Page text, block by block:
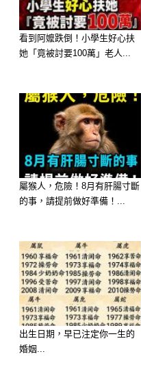
c
看到阿嬤跌倒！小學生好心扶
她「竟被討要100萬」老人...
屬猴人，危險！8月有肝腸寸斷
的事，請提前做好準備！...
出生日期，早已注定你一生的
婚姻...